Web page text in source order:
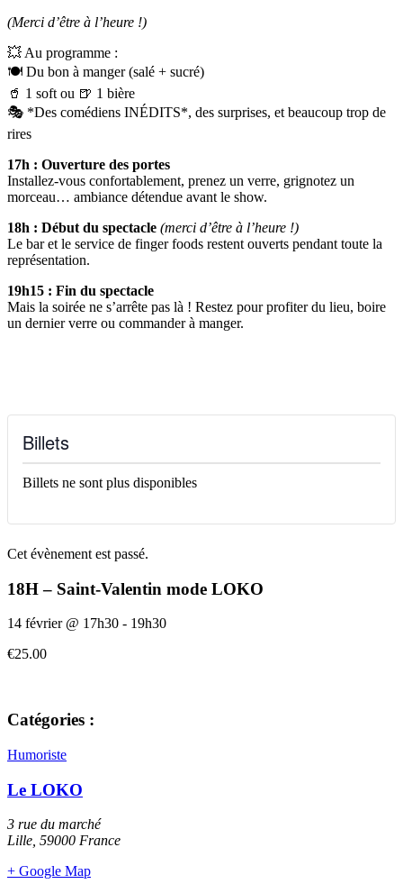
(Merci d’être à l’heure !)
💥 Au programme :
🍽️ Du bon à manger (salé + sucré)
🥤 1 soft ou 🍺 1 bière
🎭 *Des comédiens INÉDITS*, des surprises, et beaucoup trop de
rires
17h : Ouverture des portes
Installez-vous confortablement, prenez un verre, grignotez un
morceau… ambiance détendue avant le show.
18h : Début du spectacle (merci d’être à l’heure !)
Le bar et le service de finger foods restent ouverts pendant toute la
représentation.
19h15 : Fin du spectacle
Mais la soirée ne s’arrête pas là ! Restez pour profiter du lieu, boire
un dernier verre ou commander à manger.
Billets
Billets ne sont plus disponibles
Cet évènement est passé.
18H – Saint-Valentin mode LOKO
14 février @ 17h30 - 19h30
€25.00
Catégories :
Humoriste
Le LOKO
3 rue du marché
Lille 59000 France
+ Google Map